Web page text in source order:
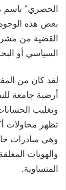
الحصري” باسم
بعض هذه
القضية من
السياسي أو
لقد كان من
أرضية جامعة
وتغليب
تظهر محاولات
وهي مبادرات
والهويات
المتساوية.